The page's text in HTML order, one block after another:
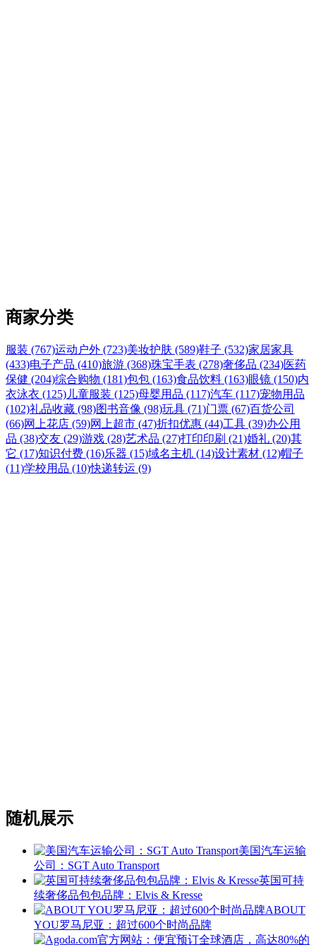
商家分类
服装 (767)运动户外 (723)美妆护肤 (589)鞋子 (532)家居家具
(433)电子产品 (410)旅游 (368)珠宝手表 (278)奢侈品 (234)医药
保健 (204)综合购物 (181)包包 (163)食品饮料 (163)眼镜 (150)内
衣泳衣 (125) 儿童服装 (125)母婴用品 (117)汽车 (117)宠物用品
(102)礼品收藏 (98)图书音像 (98)玩具 (71)门票 (67)百货公司
(66)网上花店 (59)网上超市 (47)折扣优惠 (44)工具 (39)办公用
品 (38)交友 (29)游戏 (28)艺术品 (27)打印印刷 (21)婚礼 (20)其
它 (17)知识付费 (16)乐器 (15)域名主机 (14)设计素材 (12)帽子
(11)学校用品 (10)快递转运 (9)
随机展示
美国汽车运输
公司：SGT Auto Transport
英国可持
续奢侈品包包品牌：Elvis & Kresse
ABOUT
YOU罗马尼亚：超过600个时尚品牌